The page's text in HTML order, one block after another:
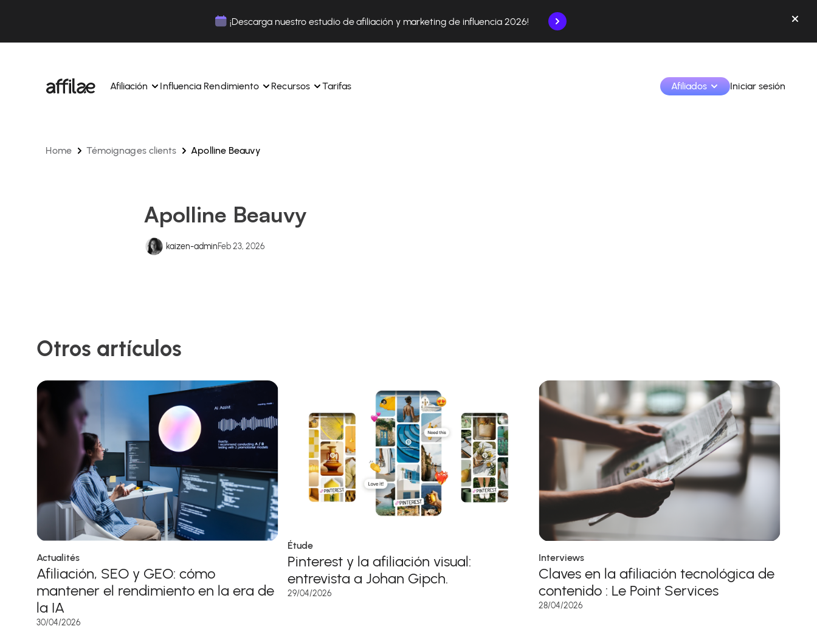
¡Descarga nuestro estudio de afiliación y marketing de influencia 2026!
Afiliación
Gestione sus campañas y afiliados desde una única
afiliados con total sencillez.
Monitoriza y gestiona los pagos de tus afiliados con
Influencia Rendimiento
Gestiona tus campañas y TikTok Shop desde un solo
colaboraciones desde la aplicación.
Monitoriza y gestiona los pagos de tus afiliados con
Recursos Tarifas Afiliados Iniciar sesión
Home Témoignages clients Apolline Beauvy
Apolline Beauvy
kaizen-adminFeb 23, 2026
Otros artículos
Actualités
Afiliación, SEO y GEO: cómo
mantener el rendimiento en la era de
la IA
30/04/2026
Étude
Pinterest y la afiliación visual:
entrevista a Johan Gipch.
29/04/2026
Interviews
Claves en la afiliación tecnológica de
contenido : Le Point Services
28/04/2026